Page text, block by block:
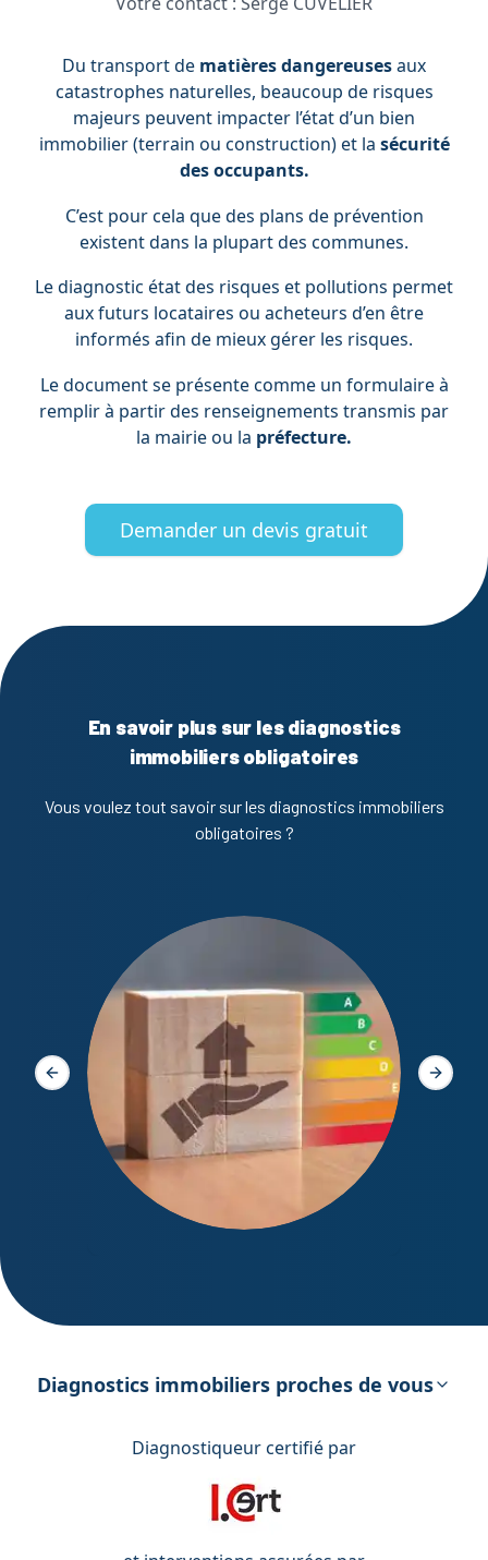
Du transport de matières dangereusesaux
catastrophes naturelles, beaucoup de risques
majeurs peuvent impacter l’état d’un bien
immobilier (terrain ou construction) et la sécurité
des occupants.
C’est pour cela que des plans de prévention
existent dans la plupart des communes.
Le diagnostic état des risques et pollutions permet
aux futurs locataires ou acheteurs d’en être
informés afin de mieux gérer les risques.
Le document se présente comme un formulaire à
remplir à partir des renseignements transmis par
la mairie ou la préfecture.
Demander un devis gratuit
En savoir plus sur les diagnostics
immobiliers obligatoires
Vous voulez tout savoir sur les diagnostics immobiliers
obligatoires ?
énergétique
Slide précédente Slide
Diagnostics immobiliers proches de vous
Diagnostiqueur certifié par